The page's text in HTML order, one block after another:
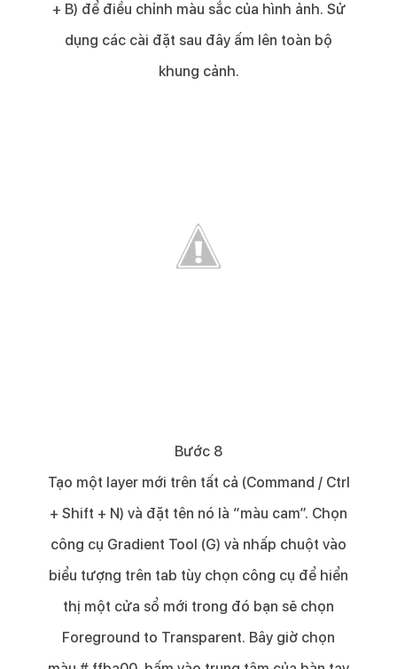
+ B) để điều chỉnh màu sắc của hình ảnh. Sử
dụng các cài đặt sau đây ấm lên toàn bộ
khung cảnh.​
Bước 8​
Tạo một layer mới trên tất cả (Command / Ctrl
+ Shift + N) và đặt tên nó là “màu cam”. Chọn
công cụ Gradient Tool (G) và nhấp chuột vào
biểu tượng trên tab tùy chọn công cụ để hiển
thị một cửa sổ mới trong đó bạn sẽ chọn
Foreground to Transparent. Bây giờ chọn